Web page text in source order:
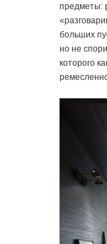
предметы:
больших
но не
которого